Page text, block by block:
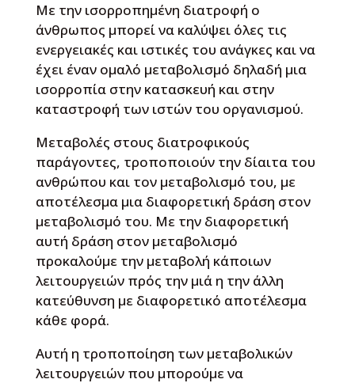
Με την ισορροπημένη διατροφή ο
άνθρωπος μπορεί να καλύψει όλες τις
ενεργειακές και ιστικές του ανάγκες και να
έχει έναν ομαλό μεταβολισμό δηλαδή μια
ισορροπία στην κατασκευή και στην
καταστροφή των ιστών του οργανισμού.
Μεταβολές στους διατροφικούς
παράγοντες, τροποποιούν την δίαιτα του
ανθρώπου και τον μεταβολισμό του, με
αποτέλεσμα μια διαφορετική δράση στον
μεταβολισμό του. Με την διαφορετική
αυτή δράση στον μεταβολισμό
προκαλούμε την μεταβολή κάποιων
λειτουργειών πρός την μιά η την άλλη
κατεύθυνση με διαφορετικό αποτέλεσμα
κάθε φορά.
Αυτή η τροποποίηση των μεταβολικών
λειτουργειών που μπορούμε να